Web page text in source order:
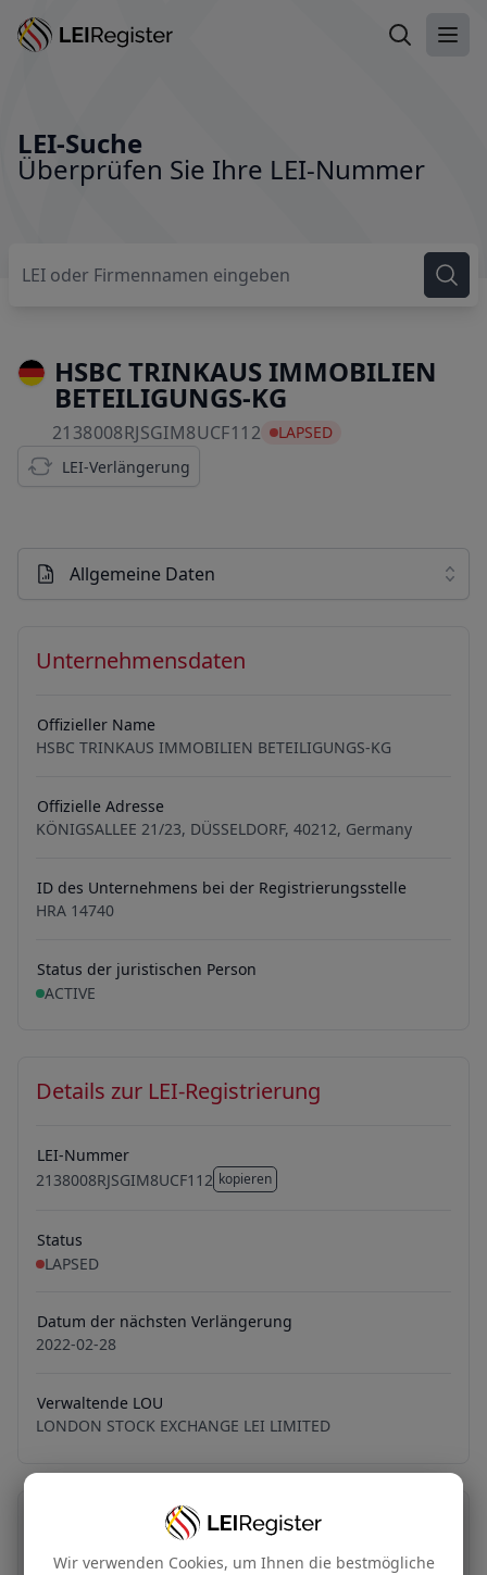
LEI suchen
LEI-Suche
Überprüfen Sie Ihre LEI-Nummer
HSBC TRINKAUS IMMOBILIEN
BETEILIGUNGS-KG
2138008RJSGIM8UCF112 2138008RJSGIM8UCF112
LAPSED
LEI-Verlängerung
Allgemeine Daten
Unternehmensdaten
Offizieller Name
HSBC TRINKAUS IMMOBILIEN BETEILIGUNGS-KG
Offizielle Adresse
KÖNIGSALLEE 21/23, DÜSSELDORF, 40212, Germany
ID des Unternehmens bei der Registrierungsstelle
HRA 14740
Status der juristischen Person
ACTIVE
Details zur LEI-Registrierung
LEI-Nummer
2138008RJSGIM8UCF112 kopieren
2138008RJSGIM8UCF112
Status
LAPSED
Datum der nächsten Verlängerung
2022-02-28
Verwaltende LOU
LONDON STOCK EXCHANGE LEI LIMITED
Übertragung und Verlängerung der LEI-
Nummer
Wir verwenden Cookies, um Ihnen die bestmögliche